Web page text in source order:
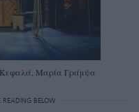
Μαρία Γράμψα
READING BELOW